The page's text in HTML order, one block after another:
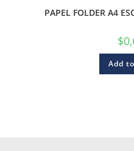
PAPEL FOLDER A4
$
Add